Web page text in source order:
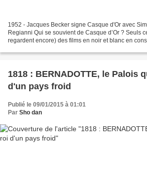
1952 - Jacques Becker signe Casque d'Or avec
Regianni Qui se souvient de Casque d’Or ? Seuls
regardent encore) des films en noir et blanc en
1818 : BERNADOTTE, le Palois
d'un pays froid
Publié le 09/01/2015 à 01:01
Par Sho dan